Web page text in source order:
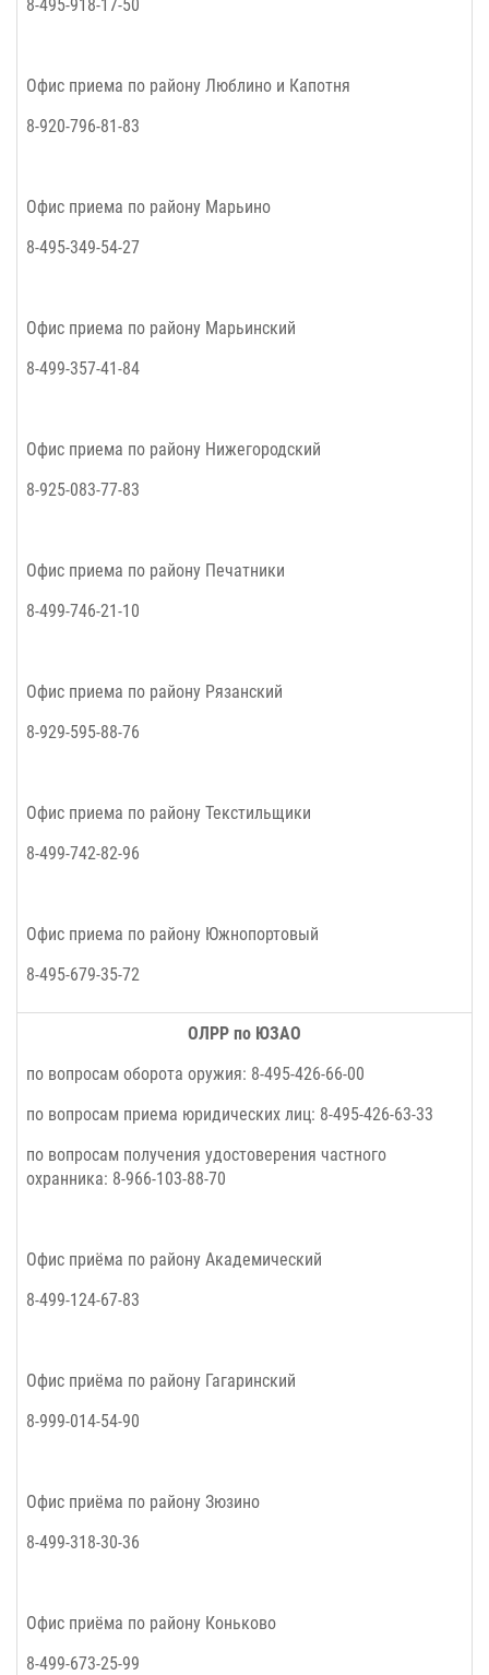
8-495-918-17-50
Офис приема по району Люблино и Капотня
8-920-796-81-83
Офис приема по району Марьино
8-495-349-54-27
Офис приема по району Марьинский
8-499-357-41-84
Офис приема по району Нижегородский
8-925-083-77-83
Офис приема по району Печатники
8-499-746-21-10
Офис приема по району Рязанский
8-929-595-88-76
Офис приема по району Текстильщики
8-499-742-82-96
Офис приема по району Южнопортовый
8-495-679-35-72
ОЛРР по ЮЗАО
по вопросам оборота оружия: 8-495-426-66-00
по вопросам приема юридических лиц: 8-495-426-63-33
по вопросам получения удостоверения частного
охранника: 8-966-103-88-70
Офис приёма по району Академический
8-499-124-67-83
Офис приёма по району Гагаринский
8-999-014-54-90
Офис приёма по району Зюзино
8-499-318-30-36
Офис приёма по району Коньково
8-499-673-25-99